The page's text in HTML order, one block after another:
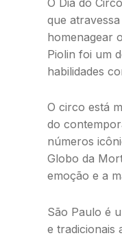
que
homenagear
Piolin foi um
habilidades
O circo está
do
números
Globo da
emoção e a
São Paulo é
e tradicionais